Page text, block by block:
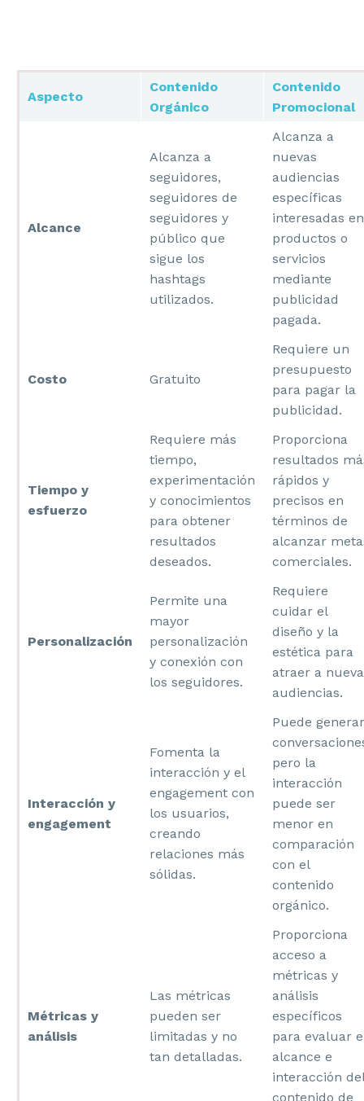
Aspecto
Contenido
Orgánico
Contenido
Promocional
Alcance
Alcanza a
seguidores,
seguidores de
seguidores y
público que
sigue los
hashtags
utilizados.
Alcanza a
nuevas
audiencias
específicas
interesadas en
productos o
servicios
mediante
publicidad
pagada.
Costo Gratuito
Requiere un
presupuesto
para pagar la
publicidad.
Tiempo y
esfuerzo
Requiere más
tiempo,
experimentación
y conocimientos
para obtener
resultados
deseados.
Proporciona
resultados
rápidos y
precisos en
términos de
alcanzar
comerciales.
Personalización
Permite una
mayor
personalización
y conexión con
los seguidores.
Requiere
cuidar el
diseño y la
estética para
atraer a
audiencias.
Interacción y
engagement
Fomenta la
interacción y el
engagement con
los usuarios,
creando
relaciones más
sólidas.
Puede generar
pero la
interacción
puede ser
menor en
comparación
con el
contenido
orgánico.
Métricas y
análisis
Las métricas
pueden ser
limitadas y no
tan detalladas.
Proporciona
acceso a
métricas y
análisis
específicos
para evaluar
alcance e
interacción
contenido de